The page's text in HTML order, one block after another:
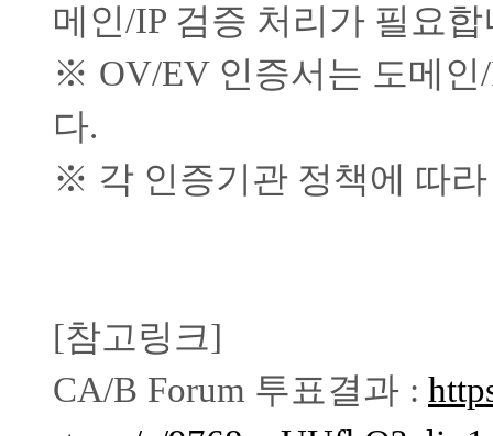
메인/IP 검증 처리가 필요합
※ OV/EV 인증서는 도메인
다.
※ 각 인증기관 정책에 따라
[참고링크]
CA/B Forum 투표결과 :